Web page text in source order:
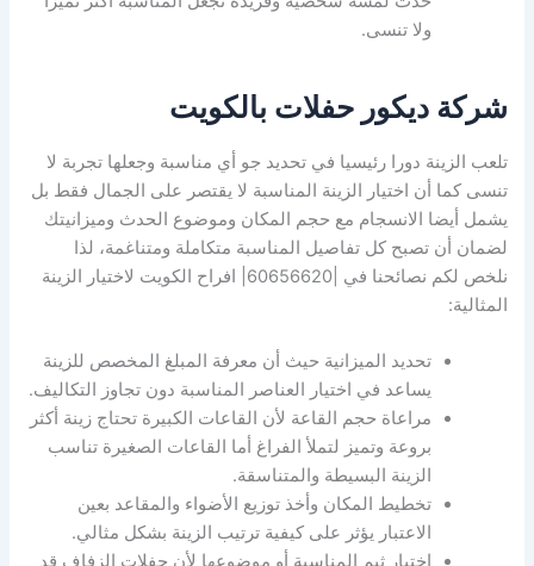
ولا تنسى.
شركة ديكور حفلات بالكويت
تلعب الزينة دورا رئيسيا في تحديد جو أي مناسبة وجعلها تجربة لا
تنسى كما أن اختيار الزينة المناسبة لا يقتصر على الجمال فقط بل
يشمل أيضا الانسجام مع حجم المكان وموضوع الحدث وميزانيتك
لضمان أن تصبح كل تفاصيل المناسبة متكاملة ومتناغمة، لذا
نلخص لكم نصائحنا في |60656620| افراح الكويت لاختيار الزينة
المثالية:
تحديد الميزانية حيث أن معرفة المبلغ المخصص للزينة
يساعد في اختيار العناصر المناسبة دون تجاوز التكاليف.
مراعاة حجم القاعة لأن القاعات الكبيرة تحتاج زينة أكثر
بروعة وتميز لتملأ الفراغ أما القاعات الصغيرة تناسب
الزينة البسيطة والمتناسقة.
تخطيط المكان وأخذ توزيع الأضواء والمقاعد بعين
الاعتبار يؤثر على كيفية ترتيب الزينة بشكل مثالي.
اختيار ثيم المناسبة أو موضوعها لأن حفلات الزفاف قد